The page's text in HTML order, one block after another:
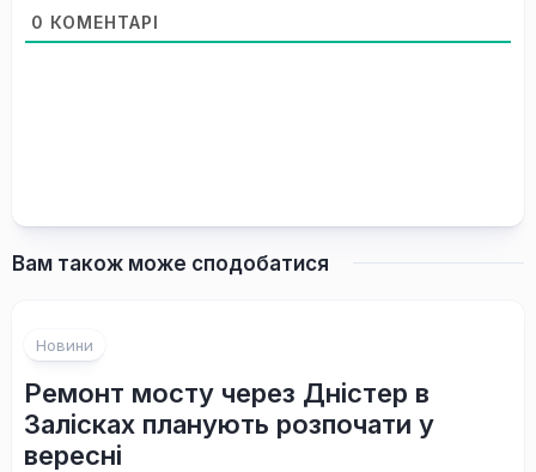
0 КОМЕНТАРІ
Вам також може сподобатися
Новини
Ремонт мосту через Дністер в
Залісках планують розпочати у
вересні